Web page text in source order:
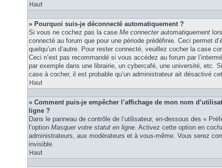
Haut
» Pourquoi suis-je déconnecté automatiquement ?
Si vous ne cochez pas la case Me connecter automatiquement
connecté au forum que pour une période prédéfinie. Ceci permet
quelqu’un d’autre. Pour rester connecté, veuillez cocher la case
Ceci n’est pas recommandé si vous accédez au forum par
par exemple dans une librairie, un cybercafé, une université, etc.
case à cocher, il est probable qu’un administrateur ait désactivé
Haut
» Comment puis-je empêcher l’affichage de mon nom
ligne ?
Dans le panneau de contrôle de l’utilisateur, en-dessous des «
l’option Masquer votre statut en ligne. Activez cette option en
administrateurs, aux modérateurs et à vous-même. Vous serez
invisible.
Haut